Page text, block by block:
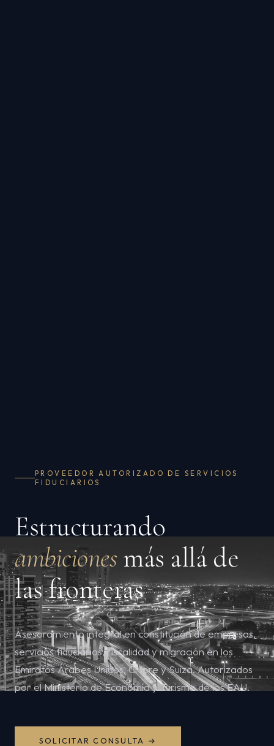
PROVEEDOR AUTORIZADO DE SERVICIOS
FIDUCIARIOS
Estructurando
ambicionesmás allá de
las fronteras
Asesoramiento integral en constitución de empresas,
servicios fiduciarios, fiscalidad y migración en los
Emiratos Árabes Unidos, Chipre y Suiza. Autorizados
por el Ministerio de Economía y Turismo de los EAU.
SOLICITAR CONSULTA →